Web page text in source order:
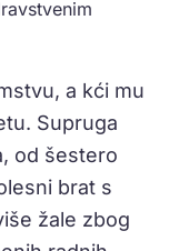
a kći mu
Supruga
od šestero
brat s
žale zbog